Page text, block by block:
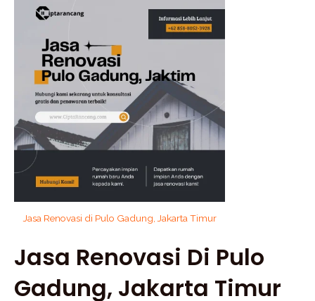
Jasa Renovasi di Pulo Gadung, Jakarta Timur
Jasa Renovasi Di Pulo
Gadung, Jakarta Timur